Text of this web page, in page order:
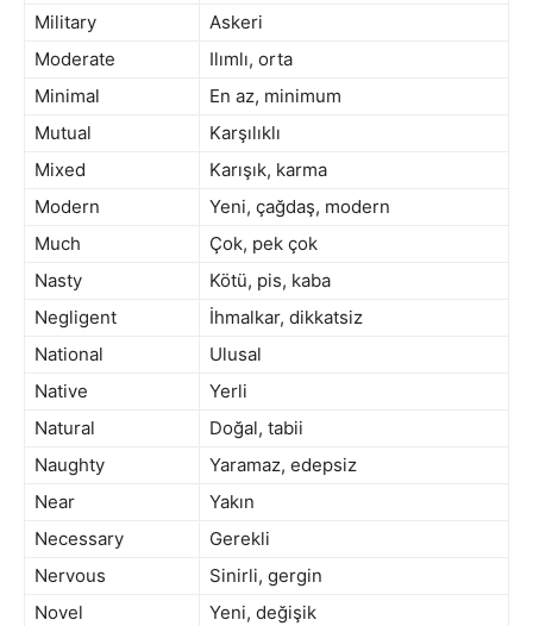
Military
Askeri
Moderate
Ilımlı, orta
Minimal
En az, minimum
Mutual
Karşılıklı
Mixed
Karışık, karma
Modern
Yeni, çağdaş, modern
Much
Çok, pek çok
Nasty
Kötü, pis, kaba
Negligent
İhmalkar, dikkatsiz
National
Ulusal
Native
Yerli
Natural
Doğal, tabii
Naughty
Yaramaz, edepsiz
Near
Yakın
Necessary
Gerekli
Nervous
Sinirli, gergin
Novel
Yeni, değişik